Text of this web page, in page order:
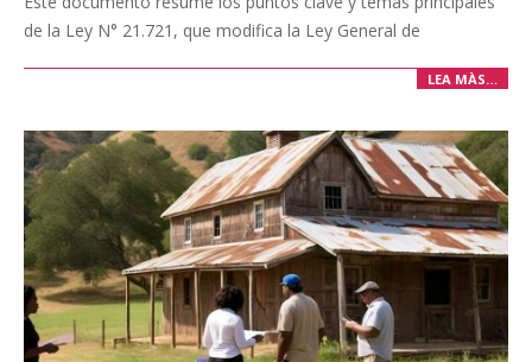
de la Ley N° 21.721, que modifica la Ley General de
LEA MÀS…